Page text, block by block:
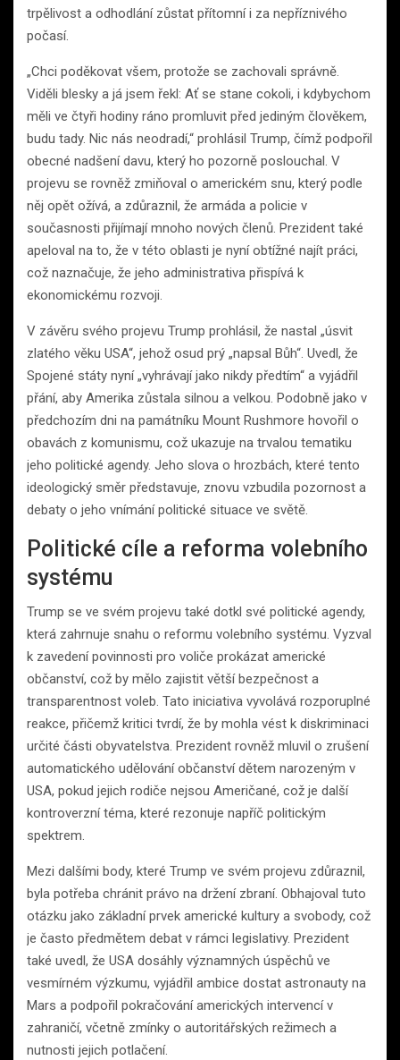
trpělivost a odhodlání zůstat přítomní i za nepříznivého
počasí.
„Chci poděkovat všem, protože se zachovali správně.
Viděli blesky a já jsem řekl: Ať se stane cokoli, i kdybychom
měli ve čtyři hodiny ráno promluvit před jediným člověkem,
budu tady. Nic nás neodradí,“ prohlásil Trump, čímž podpořil
obecné nadšení davu, který ho pozorně poslouchal. V
projevu se rovněž zmiňoval o americkém snu, který podle
něj opět ožívá, a zdůraznil, že armáda a policie v
současnosti přijímají mnoho nových členů. Prezident také
apeloval na to, že v této oblasti je nyní obtížné najít práci,
což naznačuje, že jeho administrativa přispívá k
ekonomickému rozvoji.
V závěru svého projevu Trump prohlásil, že nastal „úsvit
zlatého věku USA“, jehož osud prý „napsal Bůh“. Uvedl, že
Spojené státy nyní „vyhrávají jako nikdy předtím“ a vyjádřil
přání, aby Amerika zůstala silnou a velkou. Podobně jako v
předchozím dni na památníku Mount Rushmore hovořil o
obavách z komunismu, což ukazuje na trvalou tematiku
jeho politické agendy. Jeho slova o hrozbách, které tento
ideologický směr představuje, znovu vzbudila pozornost a
debaty o jeho vnímání politické situace ve světě.
Politické cíle a reforma volebního
systému
Trump se ve svém projevu také dotkl své politické agendy,
která zahrnuje snahu o reformu volebního systému. Vyzval
k zavedení povinnosti pro voliče prokázat americké
občanství, což by mělo zajistit větší bezpečnost a
transparentnost voleb. Tato iniciativa vyvolává rozporuplné
reakce, přičemž kritici tvrdí, že by mohla vést k diskriminaci
určité části obyvatelstva. Prezident rovněž mluvil o zrušení
automatického udělování občanství dětem narozeným v
USA, pokud jejich rodiče nejsou Američané, což je další
kontroverzní téma, které rezonuje napříč politickým
spektrem.
Mezi dalšími body, které Trump ve svém projevu zdůraznil,
byla potřeba chránit právo na držení zbraní. Obhajoval tuto
otázku jako základní prvek americké kultury a svobody, což
je často předmětem debat v rámci legislativy. Prezident
také uvedl, že USA dosáhly významných úspěchů ve
vesmírném výzkumu, vyjádřil ambice dostat astronauty na
Mars a podpořil pokračování amerických intervencí v
zahraničí, včetně zmínky o autoritářských režimech a
nutnosti jejich potlačení.